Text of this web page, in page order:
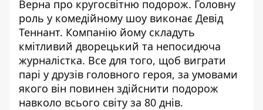
Верна про кругосвітню подорож. Головну
роль у комедійному шоу виконає Девід
Теннант. Компанію йому складуть
кмітливий дворецький та непосидюча
журналістка. Все для того, щоб виграти
парі у друзів головного героя, за умовами
якого він повинен здійснити подорож
навколо всього світу за 80 днів.